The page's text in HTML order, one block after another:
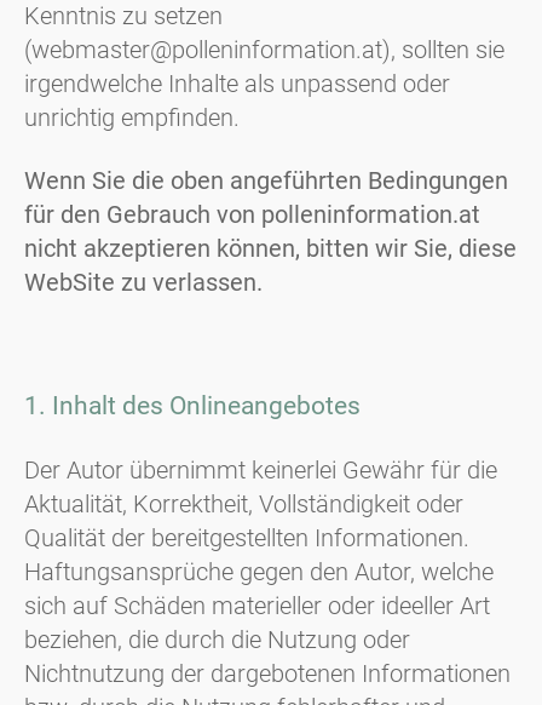
Kenntnis zu setzen
(webmaster@polleninformation.at), sollten sie
irgendwelche Inhalte als unpassend oder
unrichtig empfinden.
Wenn Sie die oben angeführten Bedingungen
für den Gebrauch von polleninformation.at
nicht akzeptieren können, bitten wir Sie, diese
WebSite zu verlassen.
1. Inhalt des Onlineangebotes
Der Autor übernimmt keinerlei Gewähr für die
Aktualität, Korrektheit, Vollständigkeit oder
Qualität der bereitgestellten Informationen.
Haftungsansprüche gegen den Autor, welche
sich auf Schäden materieller oder ideeller Art
beziehen, die durch die Nutzung oder
Nichtnutzung der dargebotenen Informationen